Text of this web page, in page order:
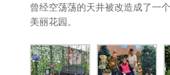
曾经空荡荡的天井被改造成了一
美丽花园。